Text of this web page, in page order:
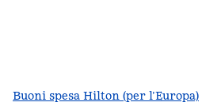
Buoni spesa Hilton (per l’Europa)